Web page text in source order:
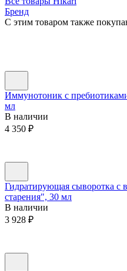
Бренд
C этим товаром также
Иммунотоник с
мл
В наличии
4 350 ₽
Гидратирующая сыворотка с
старения", 30 мл
В наличии
3 928 ₽